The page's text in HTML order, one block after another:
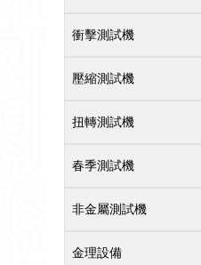
衝擊測試機
壓縮測試機
扭轉測試機
春季測試機
非金屬測試機
金理設備